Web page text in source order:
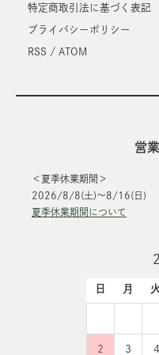
特定商取引法に基づく表記
プライバシーポリシー
RSS / ATOM
営
＜夏季休業期間＞
2026/8/8(土)～8/16(日)
夏季休業期間について
日 月 火
2 3 4